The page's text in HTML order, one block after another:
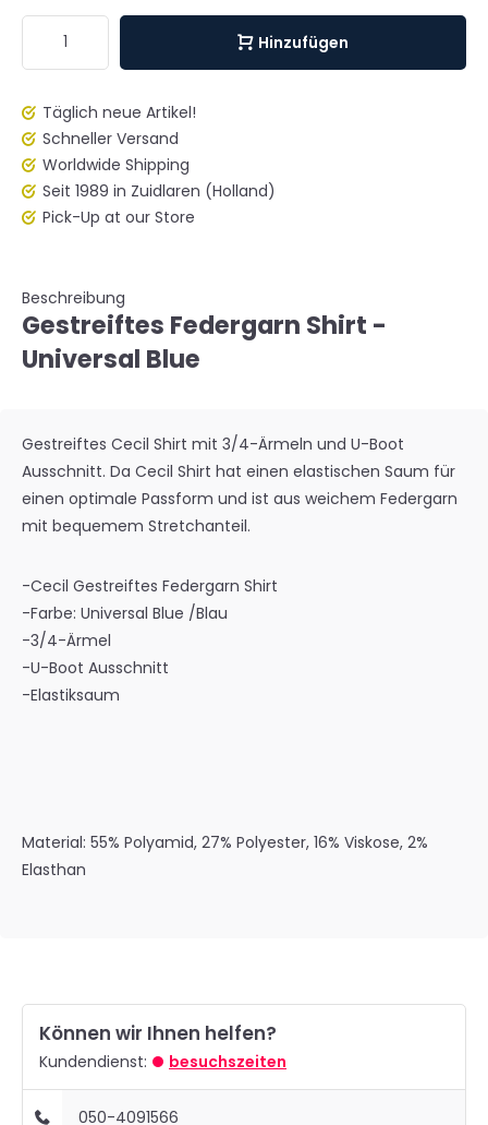
Hinzufügen
Täglich neue Artikel!
Schneller Versand
Worldwide Shipping
Seit 1989 in Zuidlaren (Holland)
Pick-Up at our Store
Beschreibung
Gestreiftes Federgarn Shirt -
Universal Blue
Gestreiftes Cecil Shirt mit 3/4-Ärmeln und U-Boot
Ausschnitt. Da Cecil Shirt hat einen elastischen Saum für
einen optimale Passform und ist aus weichem Federgarn
mit bequemem Stretchanteil.
-Cecil Gestreiftes Federgarn Shirt
-Farbe: Universal Blue /Blau
-3/4-Ärmel
-U-Boot Ausschnitt
-Elastiksaum
Material: 55% Polyamid, 27% Polyester, 16% Viskose, 2%
Elasthan
Können wir Ihnen helfen?
Kundendienst: besuchszeiten
050-4091566